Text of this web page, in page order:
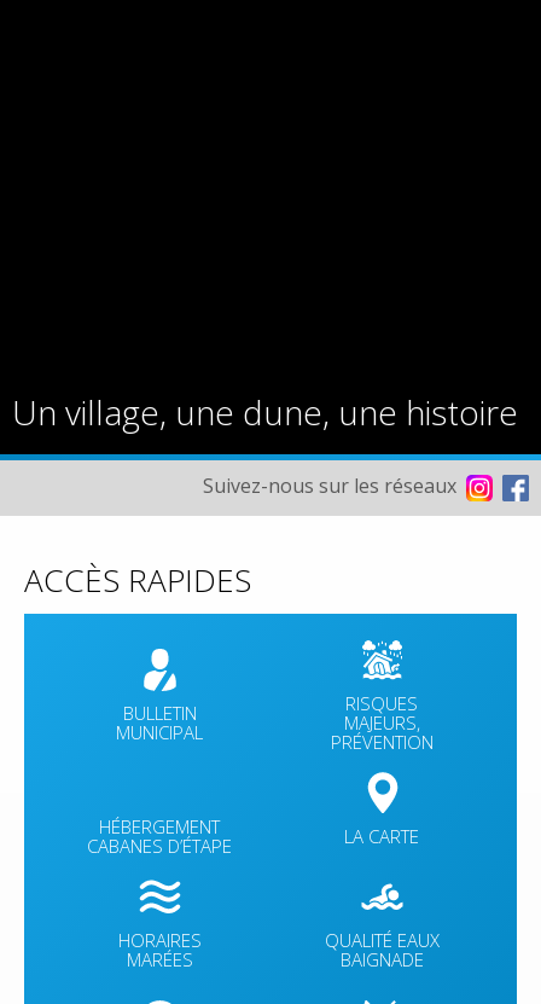
Un village, une dune, une histoire
Suivez-nous sur les réseaux
ACCÈS RAPIDES
BULLETIN
MUNICIPAL
RISQUES
MAJEURS,
PRÉVENTION
HÉBERGEMENT
CABANES D’ÉTAPE
LA CARTE
HORAIRES
MARÉES
QUALITÉ EAUX
BAIGNADE